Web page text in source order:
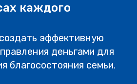
каждого
эффективную
деньгами для
благосостояния семьи.